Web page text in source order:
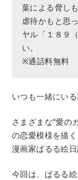
葉による脅し
虐待かもと思
ヤル「１８９
い。
※通話料無料
いつも一緒にい
さまざまな“愛の
の恋愛模様を描く
漫画家ぱるる絵
今回は、ぱるる